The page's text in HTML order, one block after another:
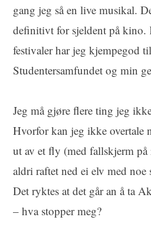
gang jeg så en live musikal.
definitivt for sjeldent på kino.
festivaler har jeg kjempegod
Studentersamfundet og min
Jeg må gjøre flere ting jeg
Hvorfor kan jeg ikke overtale
ut av et fly (med fallskjerm på
aldri raftet ned ei elv med
Det ryktes at det går an å ta
– hva stopper meg?